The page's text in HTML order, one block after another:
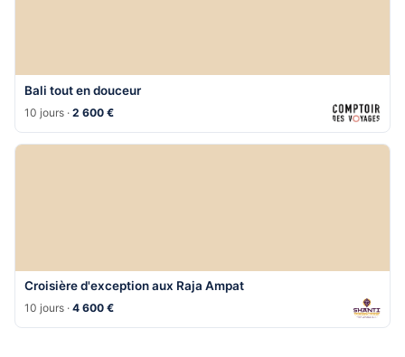
Bali tout en douceur
10 jours ·2 600 €
Croisière d'exception aux Raja Ampat
10 jours ·4 600 €